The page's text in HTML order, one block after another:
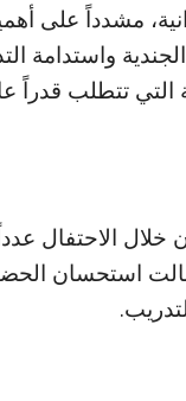
مشدداً على
واستدامة
تتطلب قدراً
خلال الاحتفال
استحسان